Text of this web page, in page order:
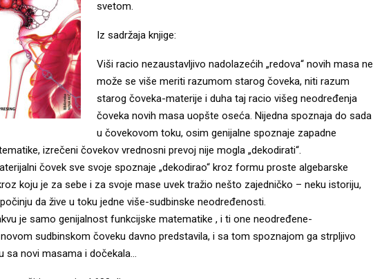
svetom.
Iz sadržaja knjige:
Viši racio nezaustavljivo nadolazećih „redova“ novih masa ne
može se više meriti razumom starog čoveka, niti razum
starog čoveka-materije i duha taj racio višeg neodređenja
čoveka novih masa uopšte oseća. Nijedna spoznaja do sada
u čovekovom toku, osim genijalne spoznaje zapadne
izrečeni čovekov vrednosni prevoj nije mogla „dekodirati“.
čovek sve svoje spoznaje „dekodirao“ kroz formu proste algebarske
koju je za sebe i za svoje mase uvek tražio nešto zajedničko – neku istoriju,
da žive u toku jedne više-sudbinske neodređenosti.
je samo genijalnost funkcijske matematike , i ti one neodređene-
sudbinskom čoveku davno predstavila, i sa tom spoznajom ga strpljivo
sa novi masama i dočekala…